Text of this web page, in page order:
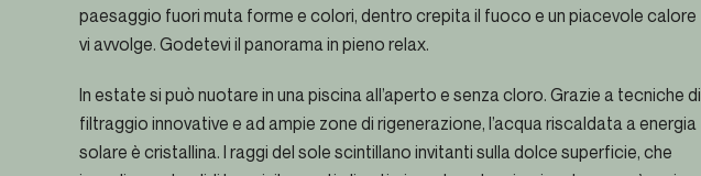
paesaggio fuori muta forme e colori, dentro crepita il fuoco e un piacevole calore
vi avvolge. Godetevi il panorama in pieno relax.
In estate si può nuotare in una piscina all’aperto e senza cloro. Grazie a tecniche di
filtraggio innovative e ad ampie zone di rigenerazione, l’acqua riscaldata a energia
solare è cristallina. I raggi del sole scintillano invitanti sulla dolce superficie, che